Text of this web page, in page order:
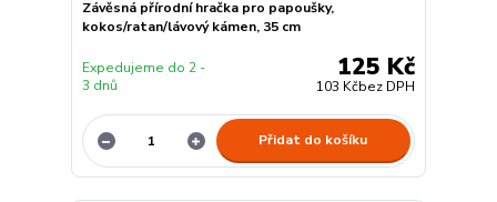
Závěsná přírodní hračka pro papoušky,
kokos/ratan/lávový kámen, 35 cm
125 Kč
103 Kčbez DPH
Expedujeme do 2 -
3 dnů
Přidat do košíku